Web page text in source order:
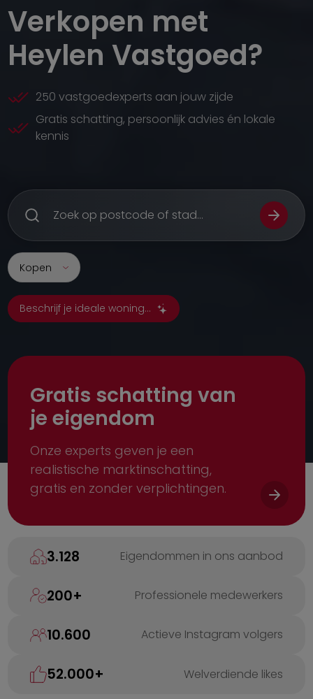
Verkopen met
Heylen Vastgoed?
250 vastgoedexperts aan jouw zijde
Gratis schatting, persoonlijk advies én lokale
kennis
Kopen
Beschrijf je ideale woning...
Gratis schatting van
je eigendom
Onze experts geven je een
realistische marktinschatting,
gratis en zonder verplichtingen.
3.128 Eigendommen in ons aanbod
200+ Professionele medewerkers
10.600 Actieve Instagram volgers
52.000+ Welverdiende likes